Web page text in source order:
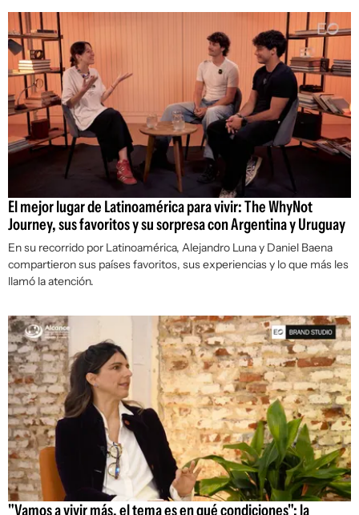
El mejor lugar de Latinoamérica para vivir: The WhyNot
Journey, sus favoritos y su sorpresa con Argentina y Uruguay
En su recorrido por Latinoamérica, Alejandro Luna y Daniel Baena
compartieron sus países favoritos, sus experiencias y lo que más les
llamó la atención.
"Vamos a vivir más, el tema es en qué condiciones": la